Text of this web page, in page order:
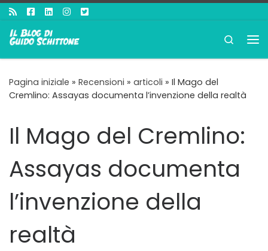
Passa al contenuto
Search
Pagina iniziale » Recensioni » articoli » Il Mago del
Cremlino: Assayas documenta l’invenzione della realtà
Il Mago del Cremlino:
Assayas documenta
l’invenzione della
realtà